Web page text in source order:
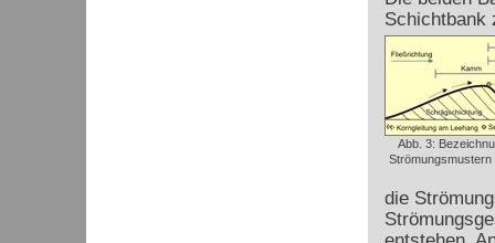
Schichtbank
Abb. 3:
Strömungsmustern
die